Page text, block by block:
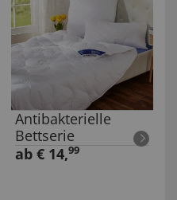
Antibakterielle
Bettserie
ab € 14,99